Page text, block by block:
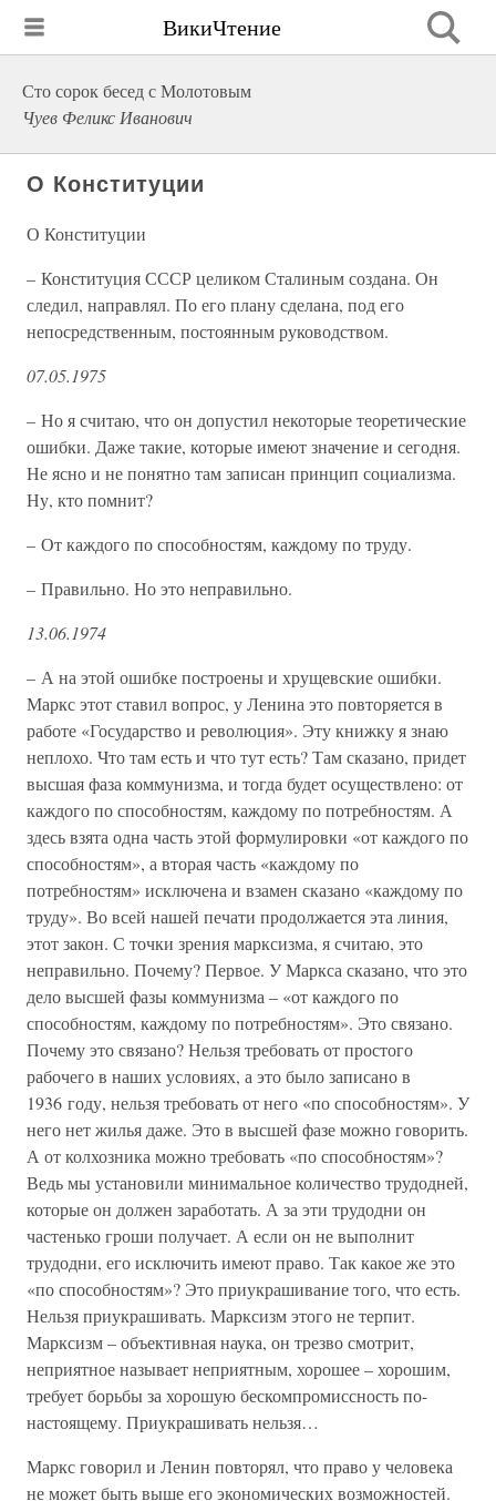
ВикиЧтение
Сто сорок бесед с Молотовым
Чуев Феликс Иванович
О Конституции
О Конституции
– Конституция СССР целиком Сталиным создана. Он
следил, направлял. По его плану сделана, под его
непосредственным, постоянным руководством.
07.05.1975
– Но я считаю, что он допустил некоторые теоретические
ошибки. Даже такие, которые имеют значение и сегодня.
Не ясно и не понятно там записан принцип социализма.
Ну, кто помнит?
– От каждого по способностям, каждому по труду.
– Правильно. Но это неправильно.
13.06.1974
– А на этой ошибке построены и хрущевские ошибки.
Маркс этот ставил вопрос, у Ленина это повторяется в
работе «Государство и революция». Эту книжку я знаю
неплохо. Что там есть и что тут есть? Там сказано, придет
высшая фаза коммунизма, и тогда будет осуществлено: от
каждого по способностям, каждому по потребностям. А
здесь взята одна часть этой формулировки «от каждого по
способностям», а вторая часть «каждому по
потребностям» исключена и взамен сказано «каждому по
труду». Во всей нашей печати продолжается эта линия,
этот закон. С точки зрения марксизма, я считаю, это
неправильно. Почему? Первое. У Маркса сказано, что это
дело высшей фазы коммунизма – «от каждого по
способностям, каждому по потребностям». Это связано.
Почему это связано? Нельзя требовать от простого
рабочего в наших условиях, а это было записано в
1936 году, нельзя требовать от него «по способностям». У
него нет жилья даже. Это в высшей фазе можно говорить.
А от колхозника можно требовать «по способностям»?
Ведь мы установили минимальное количество трудодней,
которые он должен заработать. А за эти трудодни он
частенько гроши получает. А если он не выполнит
трудодни, его исключить имеют право. Так какое же это
«по способностям»? Это приукрашивание того, что есть.
Нельзя приукрашивать. Марксизм этого не терпит.
Марксизм – объективная наука, он трезво смотрит,
неприятное называет неприятным, хорошее – хорошим,
требует борьбы за хорошую бескомпромиссность по-
настоящему. Приукрашивать нельзя…
Маркс говорил и Ленин повторял, что право у человека
не может быть выше его экономических возможностей.